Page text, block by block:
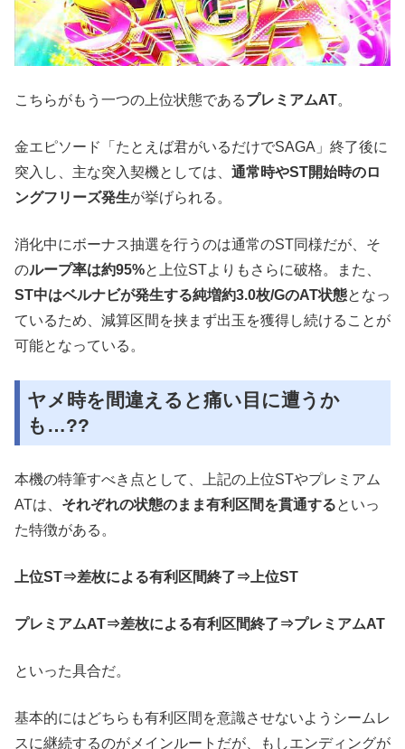
こちらがもう一つの上位状態であるプレミアムAT。
金エピソード「たとえば君がいるだけでSAGA」終了後に
突入し、主な突入契機としては、 通常時やST開始時のロ
ングフリーズ発生が挙げられる。
消化中にボーナス抽選を行うのは通常のST同様だが、そ
のループ率は約95%と上位STよりもさらに破格。また、
ST中はベルナビが発生する純増約3.0枚/GのAT状態となっ
ているため、減算区間を挟まず出玉を獲得し続けることが
可能となっている。
ヤメ時を間違えると痛い目に遭うか
も…??
本機の特筆すべき点として、上記の上位STやプレミアム
ATは、 それぞれの状態のまま有利区間を貫通するといっ
た特徴がある。
上位ST⇒差枚による有利区間終了⇒上位ST
プレミアムAT⇒差枚による有利区間終了⇒プレミアムAT
といった具合だ。
基本的にはどちらも有利区間を意識させないようシームレ
スに継続するのがメインルートだが、もしエンディングが